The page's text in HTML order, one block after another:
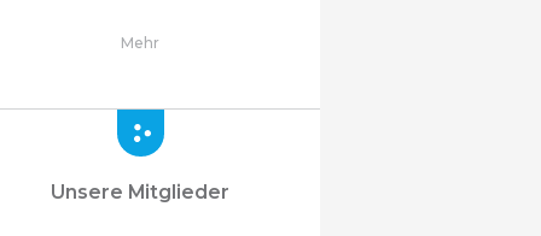
Mehr
Unsere Mitglieder